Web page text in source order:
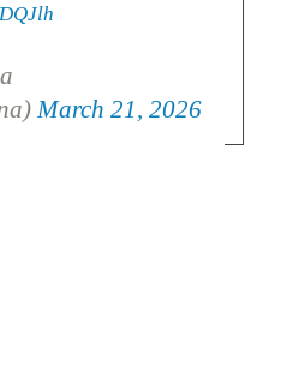
March 21, 2026